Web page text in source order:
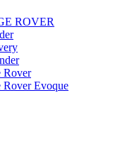
ROVER
Rover
Rover Evoque